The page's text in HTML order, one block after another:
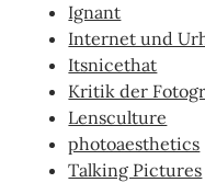
Ignant
Internet und
Itsnicethat
Kritik der
Lensculture
photoaesthetics
Talking Pictures